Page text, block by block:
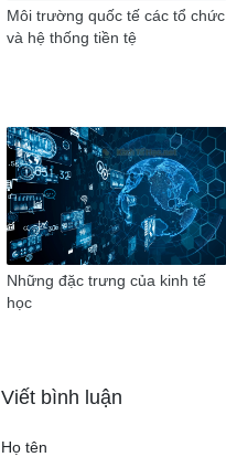
Môi trường quốc tế các tổ chức
và hệ thống tiền tệ
Những đặc trưng của kinh tế
học
Viết bình luận
Họ tên